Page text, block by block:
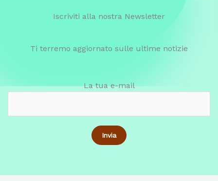
Iscriviti alla nostra Newsletter
Ti terremo aggiornato sulle ultime notizie
La tua e-mail